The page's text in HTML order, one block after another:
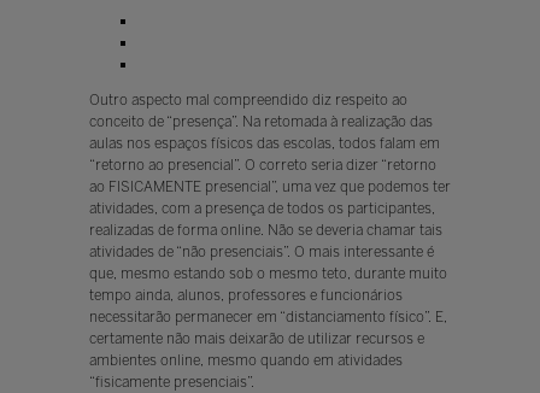
Outro aspecto mal compreendido diz respeito ao
conceito de “presença”. Na retomada à realização das
aulas nos espaços físicos das escolas, todos falam em
“retorno ao presencial”. O correto seria dizer “retorno
ao FISICAMENTE presencial”, uma vez que podemos ter
atividades, com a presença de todos os participantes,
realizadas de forma online. Não se deveria chamar tais
atividades de “não presenciais”. O mais interessante é
que, mesmo estando sob o mesmo teto, durante muito
tempo ainda, alunos, professores e funcionários
necessitarão permanecer em “distanciamento físico”. E,
certamente não mais deixarão de utilizar recursos e
ambientes online, mesmo quando em atividades
“fisicamente presenciais”.